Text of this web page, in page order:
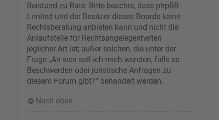
Beistand zu Rate. Bitte beachte, dass phpBB
Limited und der Besitzer dieses Boards keine
Rechtsberatung anbieten kann und nicht die
Anlaufstelle für Rechtsangelegenheiten
jeglicher Art ist; außer solchen, die unter der
Frage „An wen soll ich mich wenden, falls es
Beschwerden oder juristische Anfragen zu
diesem Forum gibt?“ behandelt werden.
Nach oben